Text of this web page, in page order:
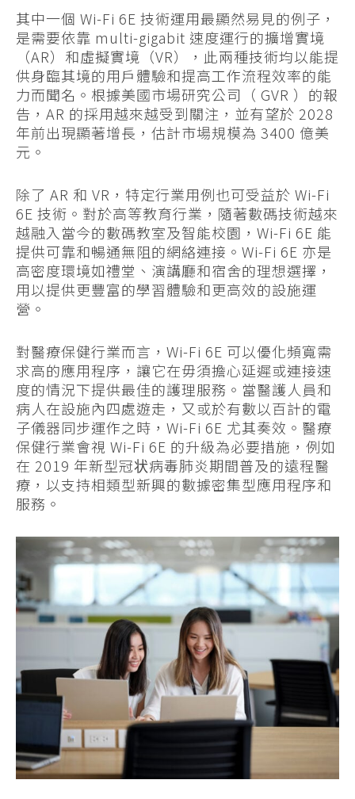
其中一個 Wi-Fi 6E 技術運用最顯然易見的例子，
是需要依靠 multi-gigabit 速度運行的擴增實境
（AR）和虛擬實境（VR），此兩種技術均以能提
供身臨其境的用戶體驗和提高工作流程效率的能
力而聞名。根據美國市場研究公司（ GVR ）的報
告，AR 的採用越來越受到關注，並有望於 2028
年前出現顯著增長，估計市場規模為 3400 億美
元。
除了 AR 和 VR，特定行業用例也可受益於 Wi-Fi
6E 技術。對於高等教育行業，隨著數碼技術越來
越融入當今的數碼教室及智能校園，Wi-Fi 6E 能
提供可靠和暢通無阻的網絡連接。Wi-Fi 6E 亦是
高密度環境如禮堂、演講廳和宿舍的理想選擇，
用以提供更豐富的學習體驗和更高效的設施運
營。
對醫療保健行業而言，Wi-Fi 6E 可以優化頻寬需
求高的應用程序，讓它在毋須擔心延遲或連接速
度的情況下提供最佳的護理服務。當醫護人員和
病人在設施內四處遊走，又或於有數以百計的電
子儀器同步運作之時，Wi-Fi 6E 尤其奏效。醫療
保健行業會視 Wi-Fi 6E 的升級為必要措施，例如
在 2019 年新型冠状病毒肺炎期間普及的遠程醫
療，以支持相類型新興的數據密集型應用程序和
服務。